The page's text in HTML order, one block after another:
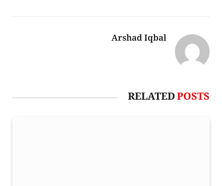
Arshad Iqbal
RELATEDPOSTS